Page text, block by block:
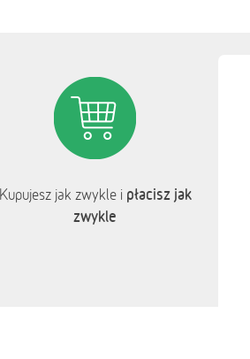
Kupujesz jak zwykle i płacisz jak
zwykle